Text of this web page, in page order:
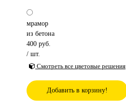
мрамор
из бетона
400 руб.
/ шт.
Смотреть все цветовые решения
Добавить в корзину!